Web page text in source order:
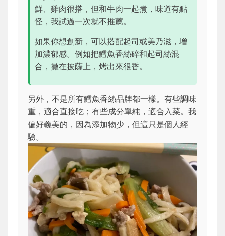
鮮、雞肉很搭，但和牛肉一起煮，味道有點
怪，我試過一次就不推薦。
如果你想創新，可以搭配起司或美乃滋，增
加濃郁感。例如把鱈魚香絲碎和起司絲混
合，撒在披薩上，烤出來很香。
另外，不是所有鱈魚香絲品牌都一樣。有些調味
重，適合直接吃；有些成分單純，適合入菜。我
偏好義美的，因為添加物少，但這只是個人經
驗。